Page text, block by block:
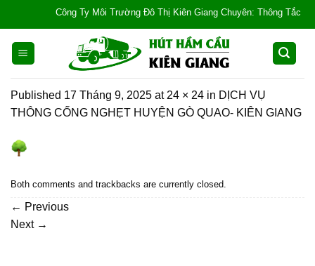
content
Công Ty Môi Trường Đô Thị Kiên Giang Chuyên: Thông Tắc
Published 17 Tháng 9, 2025 at 24 × 24 in DỊCH VỤ
THÔNG CỐNG NGHẸT HUYỆN GÒ QUAO- KIÊN GIANG
Both comments and trackbacks are currently closed.
← Previous
Next →